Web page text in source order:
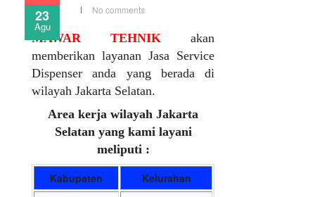
23
Agu
No comments
MAWAR TEHNIK akan
memberikan layanan Jasa Service
Dispenser anda yang berada di
wilayah Jakarta Selatan.
Area kerja wilayah Jakarta
Selatan yang kami layani
meliputi :
Kabupaten Kelurahan